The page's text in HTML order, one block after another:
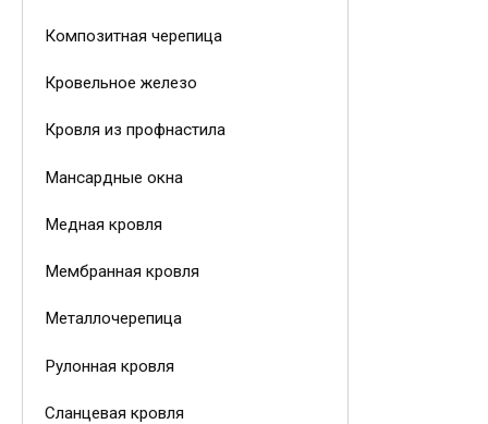
Композитная черепица
Кровельное железо
Кровля из профнастила
Мансардные окна
Медная кровля
Мембранная кровля
Металлочерепица
Рулонная кровля
Сланцевая кровля